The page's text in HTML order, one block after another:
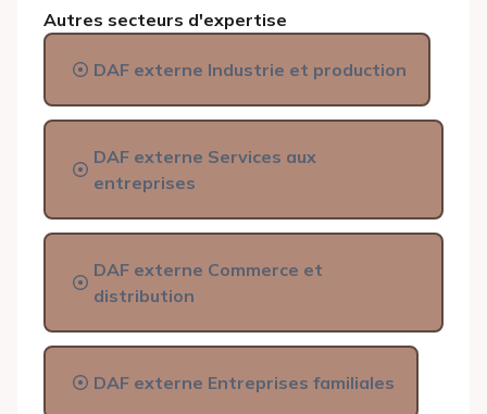
Autres secteurs d'expertise
DAF externe Industrie et production
DAF externe Services aux
entreprises
DAF externe Commerce et
distribution
DAF externe Entreprises familiales